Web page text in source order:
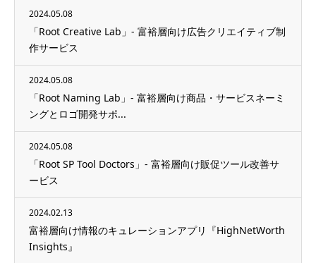
2024.05.08
「Root Creative Lab」- 富裕層向け広告クリエイティブ制
作サービス
2024.05.08
「Root Naming Lab」- 富裕層向け商品・サービスネーミ
ングとロゴ開発サポ...
2024.05.08
「Root SP Tool Doctors」- 富裕層向け販促ツール改善サ
ービス
2024.02.13
富裕層向け情報のキュレーションアプリ『HighNetWorth
Insights』